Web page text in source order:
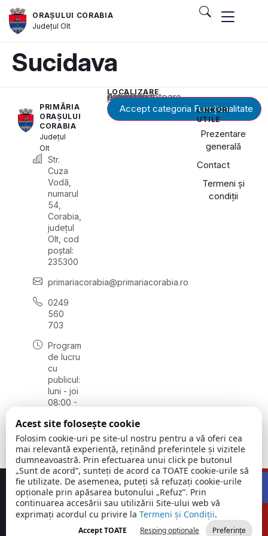
ORAȘULUI CORABIA
JudețulOlt
Sucidava
PRIMĂRIA
ORAȘULUI
CORABIA
Județul
Olt
Str.
Cuza
Vodă,
numarul
54,
Corabia,
județul
Olt, cod
poștal:
235300
primariacorabia@primariacorabia.ro
0249
560
703
Program
de lucru
cu
publicul:
luni - joi
08:00 -
vineri
8:00 -
14:00
LOCALIZARE
Acest conținut este blocat până când acceptați categoria corespunzătoare de cookie-uri.
Accept categoria Funcționalitate
LINKURI
UTILE
Prezentare
generală
Contact
Termeni și
condiții
Orașul
Corabia |
©
2026
Toate
drepturile
Concept realizat deBig Media Relații Publice SRL
Acest site folosește cookie
Folosim cookie-uri pe site-ul nostru pentru a vă oferi cea
mai relevantă experiență, reținând preferințele și vizitele
dumneavoastră. Prin efectuarea unui click pe butonul
„Sunt de acord”, sunteți de acord ca TOATE cookie-urile să
fie utilizate. De asemenea, puteți să refuzați cookie-urile
opționale prin apăsarea butonului „Refuz”. Prin
continuarea accesării sau utilizării Site-ului web vă
exprimați acordul cu privire la Termeni și Condiții.
Accept TOATE Resping opționale Preferințe